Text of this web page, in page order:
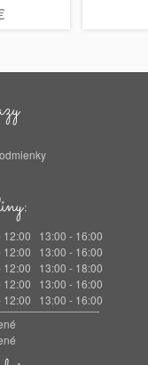
12:00 13:00 - 16:00
12:00 13:00 - 16:00
12:00 13:00 - 18:00
12:00 13:00 - 16:00
12:00 13:00 - 16:00